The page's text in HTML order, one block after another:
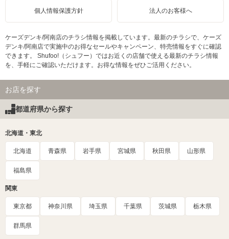
個人情報保護方針 法人のお客様へ
ケーズデンキ/阿南店のチラシ情報を掲載しています。最新のチラシで、ケーズ
デンキ/阿南店で実施中のお得なセールやキャンペーン、特売情報をすぐに確認
できます。 Shufoo!（シュフー）ではお近くの店舗で使える最新のチラシ情報
を、手軽にご確認いただけます。お得な情報をぜひご活用ください。
お店を探す
都道府県から探す
北海道・東北
北海道 青森県 岩手県 宮城県 秋田県 山形県
福島県
関東
東京都 神奈川県 埼玉県 千葉県 茨城県 栃木県
群馬県